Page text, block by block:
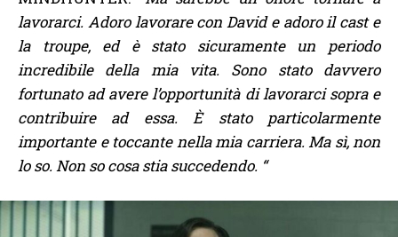
lavorarci. Adoro lavorare con David e adoro il cast e
la troupe, ed è stato sicuramente un periodo
incredibile della mia vita. Sono stato davvero
fortunato ad avere l’opportunità di lavorarci sopra e
contribuire ad essa. È stato particolarmente
importante e toccante nella mia carriera. Ma sì, non
lo so. Non so cosa stia succedendo. “